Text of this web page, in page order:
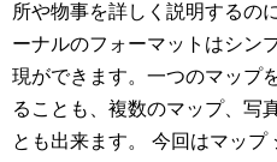
所や物事を詳しく説明するの
ーナルのフォーマットはシン
現ができます。一つのマップ
ることも、複数のマップ、写
とも出来ます。 今回はマップ